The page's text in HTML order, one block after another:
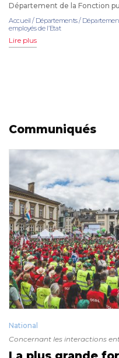
Département de la Fonction
Accueil / Départements/
employés de l’Etat
Lire plus
Communiqués
National
Concernant les interactions